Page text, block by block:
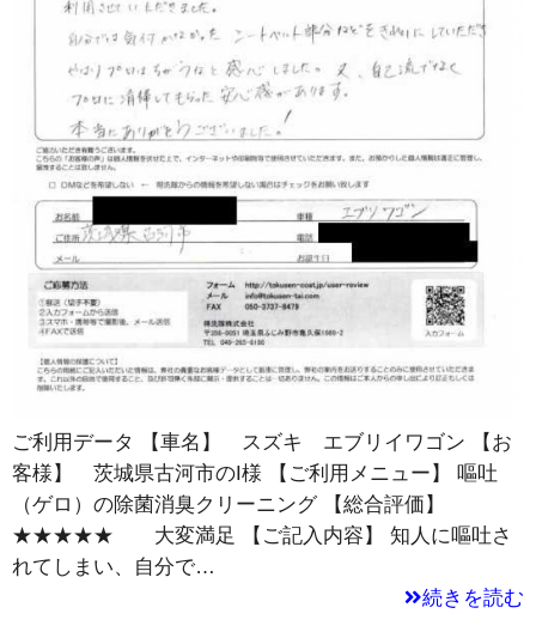
ご利用データ 【車名】 スズキ エブリイワゴン 【お
客様】 茨城県古河市のI様 【ご利用メニュー】 嘔吐
（ゲロ）の除菌消臭クリーニング 【総合評価】
★★★★★ 大変満足 【ご記入内容】 知人に嘔吐さ
れてしまい、自分で…
続きを読む